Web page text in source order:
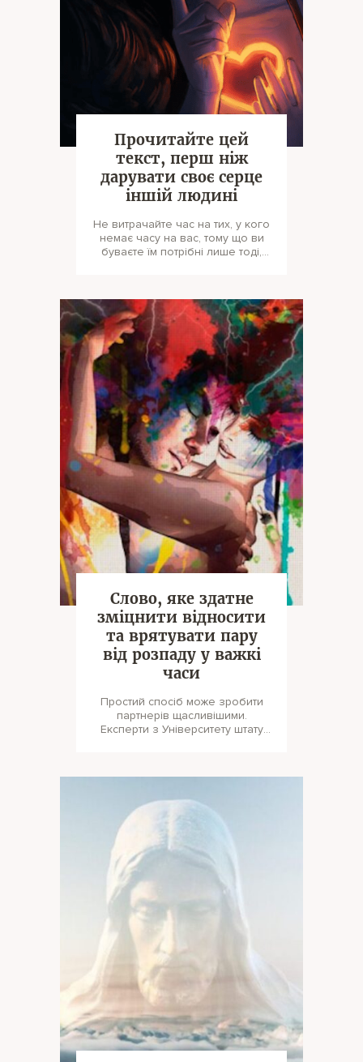
Прочитайте цей
текст, перш ніж
дарувати своє серце
іншій людині
Не витрачайте час на тих, у кого
немає часу на вас, тому що ви
буваєте їм потрібні лише тоді,
Слово, яке здатне
зміцнити відносити
та врятувати пару
від розпаду у важкі
часи
Простий спосіб може зробити
партнерів щасливішими.
Експерти з Університету штату